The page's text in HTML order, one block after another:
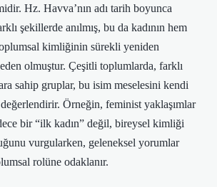
Hz. Havva’nın adı tarih boyunca
şekillerde anılmış, bu da kadının hem
kimliğinin sürekli yeniden
olmuştur. Çeşitli toplumlarda, farklı
sahip gruplar, bu isim meselesini kendi
Örneğin, feminist yaklaşımlar
bir “ilk kadın” değil, bireysel kimliği
vurgularken, geleneksel yorumlar
rolüne odaklanır.